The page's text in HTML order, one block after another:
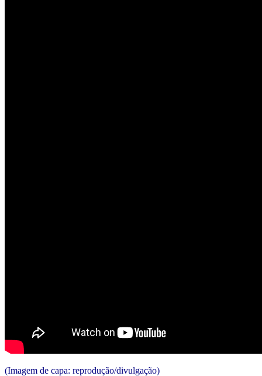
(Imagem de capa: reprodução/divulgação)